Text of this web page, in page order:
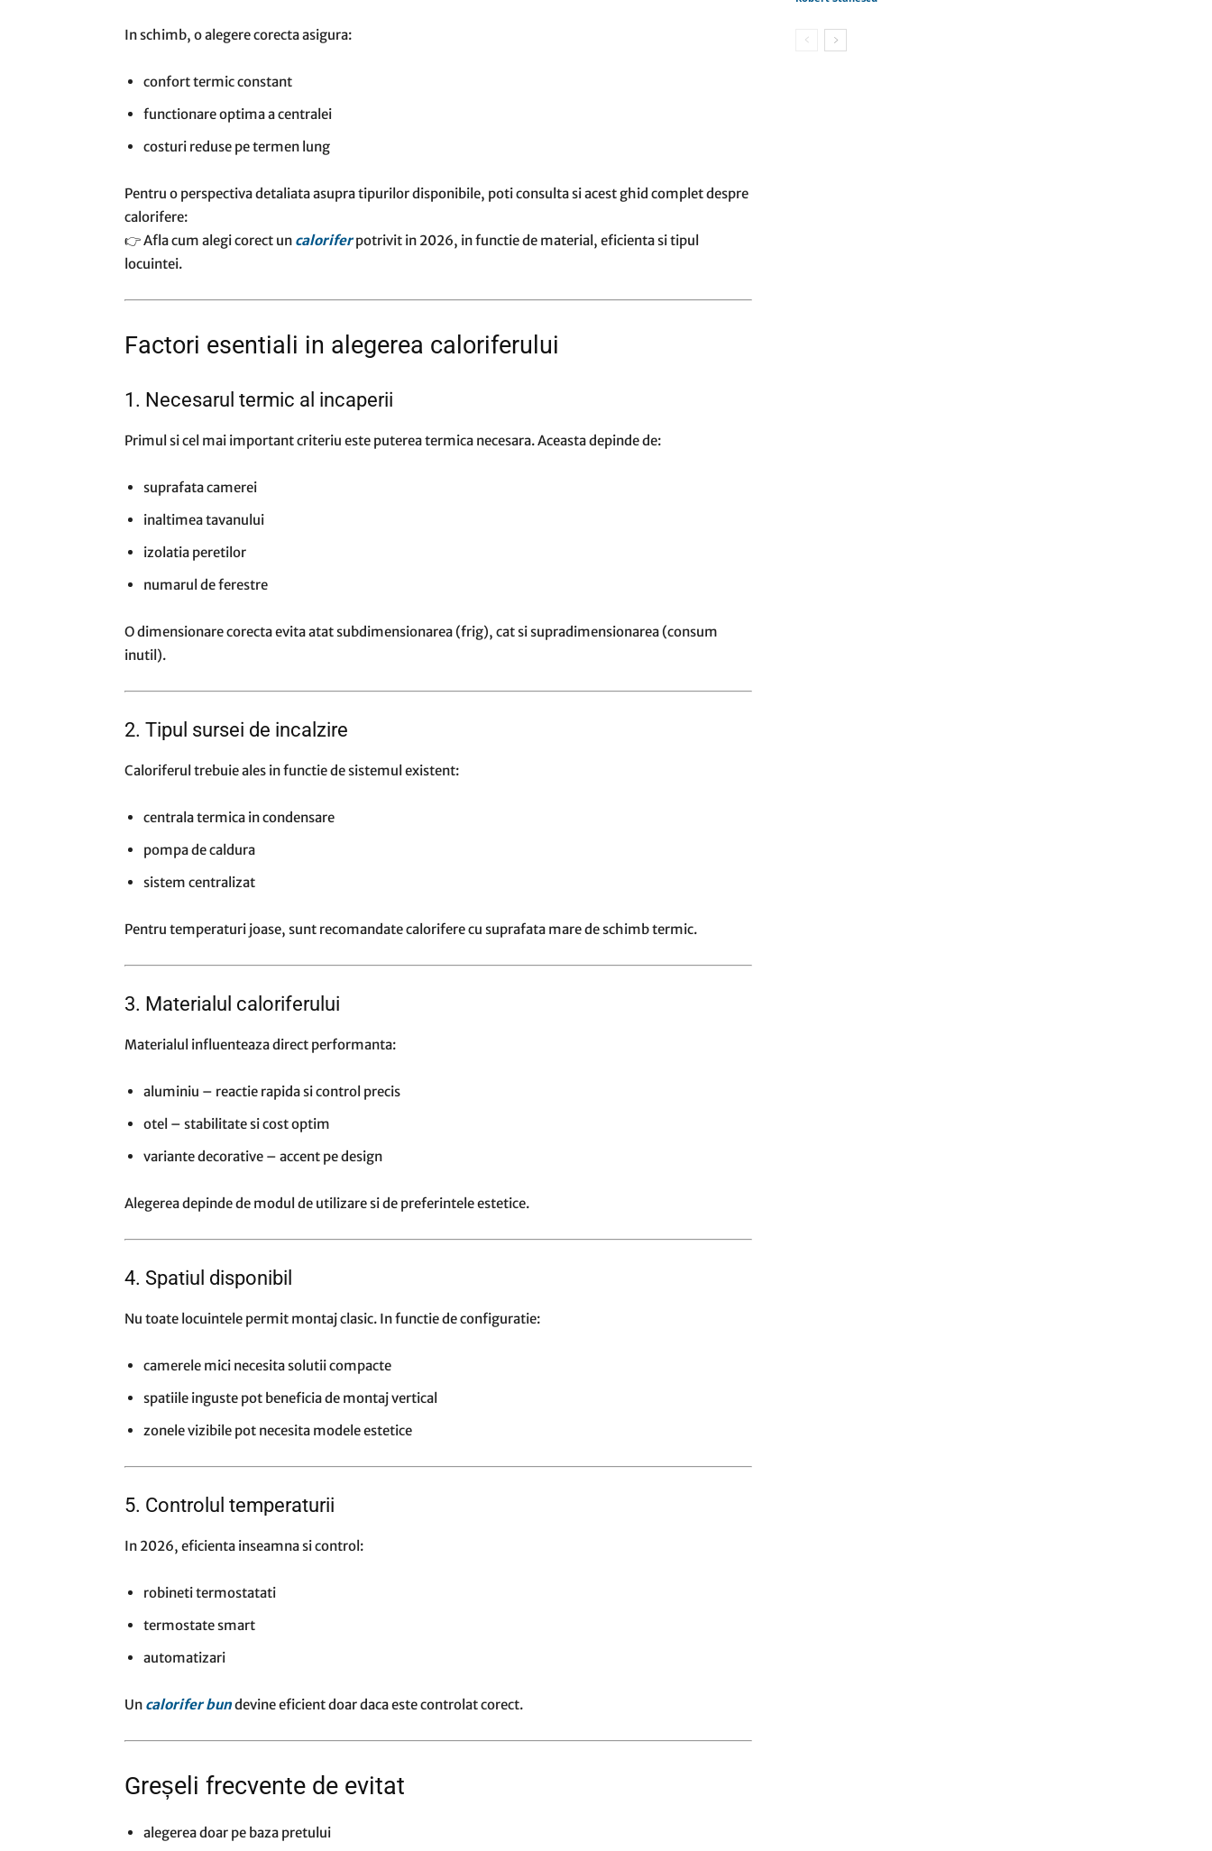
In schimb, o alegere corecta asigura:
confort termic constant
functionare optima a centralei
costuri reduse pe termen lung
Pentru o perspectiva detaliata asupra tipurilor disponibile, poti consulta si acest ghid complet despre
calorifere:
👉 Afla cum alegi corect un caloriferpotrivit in 2026, in functie de material, eficienta si tipul
locuintei.
Factori esentiali in alegerea caloriferului
1. Necesarul termic al incaperii
Primul si cel mai important criteriu este puterea termica necesara. Aceasta depinde de:
suprafata camerei
inaltimea tavanului
izolatia peretilor
numarul de ferestre
O dimensionare corecta evita atat subdimensionarea (frig), cat si supradimensionarea (consum
inutil).
2. Tipul sursei de incalzire
Caloriferul trebuie ales in functie de sistemul existent:
centrala termica in condensare
pompa de caldura
sistem centralizat
Pentru temperaturi joase, sunt recomandate calorifere cu suprafata mare de schimb termic.
3. Materialul caloriferului
Materialul influenteaza direct performanta:
aluminiu – reactie rapida si control precis
otel – stabilitate si cost optim
variante decorative – accent pe design
Alegerea depinde de modul de utilizare si de preferintele estetice.
4. Spatiul disponibil
Nu toate locuintele permit montaj clasic. In functie de configuratie:
camerele mici necesita solutii compacte
spatiile inguste pot beneficia de montaj vertical
zonele vizibile pot necesita modele estetice
5. Controlul temperaturii
In 2026, eficienta inseamna si control:
robineti termostatati
termostate smart
automatizari
Un calorifer bundevine eficient doar daca este controlat corect.
Greșeli frecvente de evitat
alegerea doar pe baza pretului